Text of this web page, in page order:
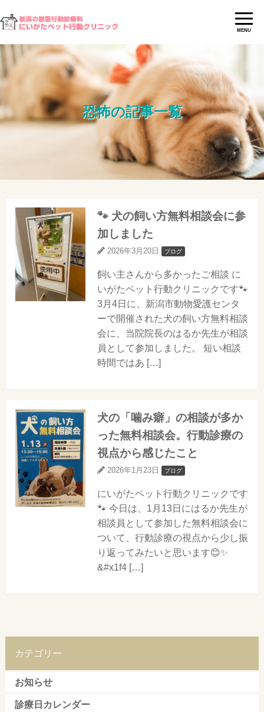
MENU
恐怖の記事一覧
🐾 犬の飼い方無料相談会に参
加しました
2026年3月20日 ブログ
飼い主さんから多かったご相談 に
いがたペット行動クリニックです🐾
3月4日に、新潟市動物愛護センタ
ーで開催された犬の飼い方無料相談
会に、当院院長のはるか先生が相談
員として参加しました。 短い相談
時間ではあ […]
犬の「噛み癖」の相談が多か
った無料相談会。行動診療の
視点から感じたこと
2026年1月23日 ブログ
にいがたペット行動クリニックです
🐾 今日は、1月13日にはるか先生が
相談員として参加した無料相談会に
ついて、行動診療の視点から少し振
り返ってみたいと思います😊✨
&#x1f4 […]
カテゴリー
お知らせ
診療日カレンダー